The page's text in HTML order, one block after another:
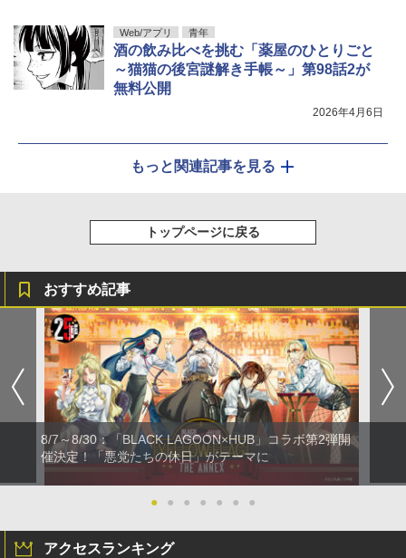
Web/アプリ 青年
酒の飲み比べを挑む「薬屋のひとりごと
～猫猫の後宮謎解き手帳～」第98話2が
無料公開
2026年4月6日
もっと関連記事を見る
トップページに戻る
おすすめ記事
8/7～8/30：「BLACK LAGOON×HUB」コラボ第2弾開
催決定！「悪党たちの休日」がテーマに
● ● ● ● ● ● ●
アクセスランキング